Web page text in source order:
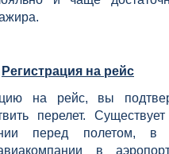
Регистрация на рейс
на рейс, вы
перелет.
перед полетом, в
в